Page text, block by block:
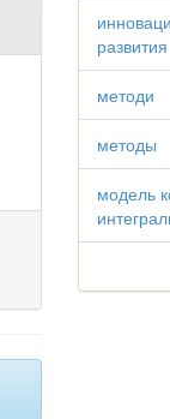
развития
методи
методы
модель